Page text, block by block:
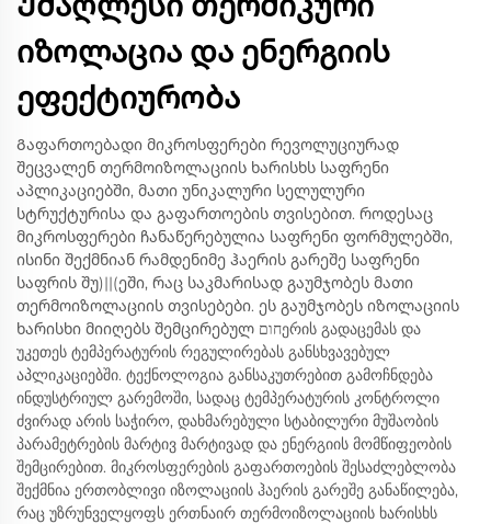
იზოლაცია და ენერგიის
ეფექტიურობა
Გაფართოებადი მიკროსფერები რევოლუციურად
შეცვალენ თერმოიზოლაციის ხარისხს საფრენი
აპლიკაციებში, მათი უნიკალური სელულური
სტრუქტურისა და გაფართოების თვისებით. როდესაც
მიკროსფერები ჩანაწერებულია საფრენი ფორმულებში,
ისინი შექმნიან რამდენიმე ჰაერის გარეშე საფრენი
საფრის შუ)||(ეში, რაც საკმარისად გაუმჯობეს მათი
თერმოიზოლაციის თვისებები. ეს გაუმჯობეს იზოლაციის
ხარისხი მიიღებს შემცირებულ חוםერის გადაცემას და
უკეთეს ტემპერატურის რეგულირებას განსხვავებულ
აპლიკაციებში. ტექნოლოგია განსაკუთრებით გამოჩნდება
ინდუსტრიულ გარემოში, სადაც ტემპერატურის კონტროლი
ძვირად არის საჭირო, დახმარებული სტაბილური მუშაობის
პარამეტრების მარტივ მარტივად და ენერგიის მომწიფეობის
შემცირებით. მიკროსფერების გაფართოების შესაძლებლობა
შექმნია ერთობლივი იზოლაციის ჰაერის გარეშე განაწილება,
რაც უზრუნველყოფს ერთნაირ თერმოიზოლაციის ხარისხს